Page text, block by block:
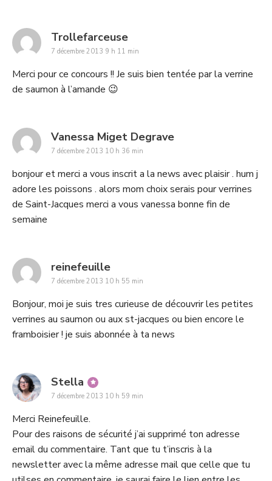
Trollefarceusesays:
7 décembre 2013 9 h 11 min
Merci pour ce concours !! Je suis bien tentée par la verrine
de saumon à l’amande 😉
Vanessa Miget Degravesays:
7 décembre 2013 10 h 36 min
bonjour et merci a vous inscrit a la news avec plaisir . hum j
adore les poissons . alors mom choix serais pour verrines
de Saint-Jacques merci a vous vanessa bonne fin de
semaine
reinefeuillesays:
7 décembre 2013 10 h 55 min
Bonjour, moi je suis tres curieuse de découvrir les petites
verrines au saumon ou aux st-jacques ou bien encore le
framboisier ! je suis abonnée à ta news
Stella says:
7 décembre 2013 10 h 59 min
Merci Reinefeuille.
Pour des raisons de sécurité j’ai supprimé ton adresse
email du commentaire. Tant que tu t’inscris à la
newsletter avec la même adresse mail que celle que tu